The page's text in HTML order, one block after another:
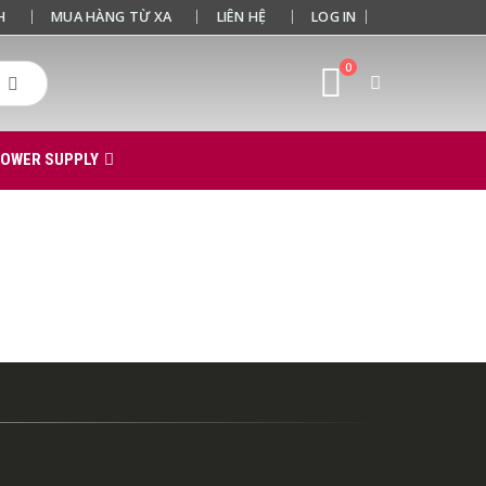
MUA HÀNG TỪ XA LIÊN HỆ LOG IN
0
SUPPLY